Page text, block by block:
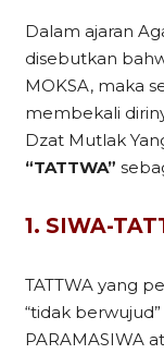
Dalam ajaran
disebutkan
MOKSA, maka
membekali
Dzat Mutlak
“TATTWA”
1. SIWA-
TATTWA yang
“tidak
PARAMASIWA